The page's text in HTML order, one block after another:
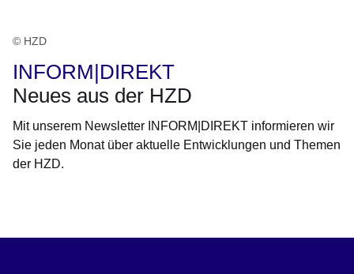
© HZD
INFORM|DIREKT
Neues aus der HZD
Mit unserem Newsletter INFORM|DIREKT informieren wir
Sie jeden Monat über aktuelle Entwicklungen und Themen
der HZD.